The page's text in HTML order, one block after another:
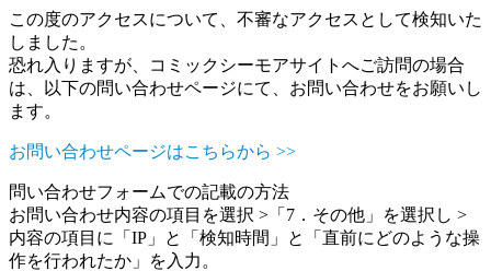
この度のアクセスについて、不審なアクセスとして検知いた
しました。
恐れ入りますが、コミックシーモアサイトへご訪問の場合
は、以下の問い合わせページにて、お問い合わせをお願いし
ます。
お問い合わせページはこちらから >>
問い合わせフォームでの記載の方法
お問い合わせ内容の項目を選択 >「7．その他」を選択し >
内容の項目に「IP」と「検知時間」と「直前にどのような操
作を行われたか」を入力。